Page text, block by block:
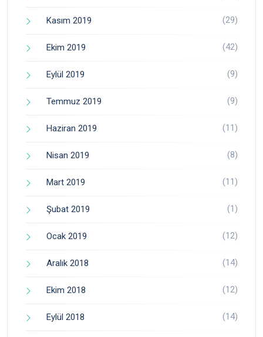
Kasım 2019 (29)
Ekim 2019 (42)
Eylül 2019 (9)
Temmuz 2019 (9)
Haziran 2019 (11)
Nisan 2019 (8)
Mart 2019 (11)
Şubat 2019 (1)
Ocak 2019 (12)
Aralık 2018 (14)
Ekim 2018 (12)
Eylül 2018 (14)